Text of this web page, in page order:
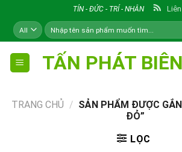
content
TÍN - ĐỨC - TRÍ - NHÂN
Tìm
kiếm:
TẤN PHÁT
TRANG CHỦ / SẢN PHẨM ĐƯỢC
ĐỎ”
LỌC